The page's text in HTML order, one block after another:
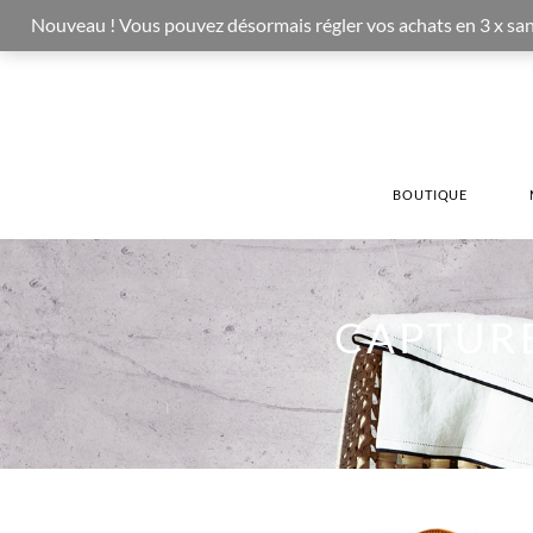
BOUTIQUE
Nouveau ! Vous pouvez désormais régler vos achats en 3 x